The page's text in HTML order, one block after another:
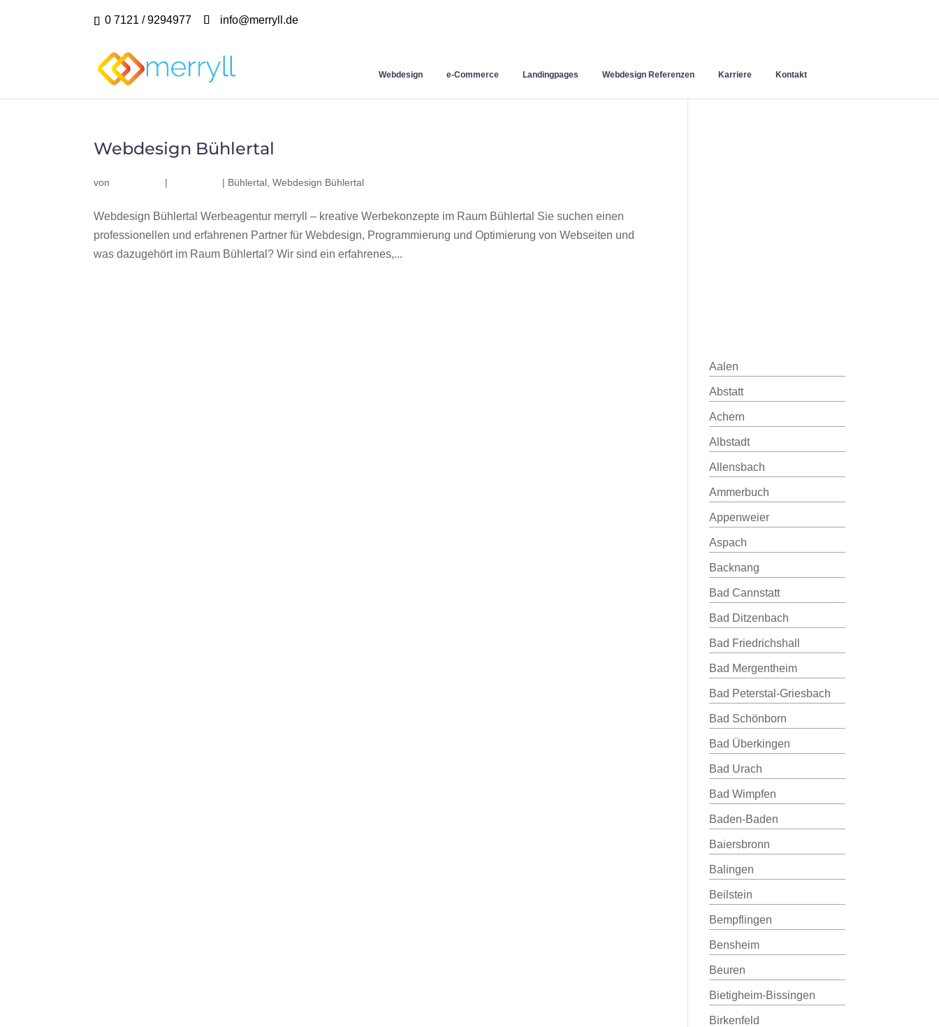
0 7121 / 9294977 info@merryll.de
Webdesign e-Commerce Landingpages Webdesign Referenzen Karriere Kontakt
Webdesign Bühlertal
von | | Bühlertal ,Webdesign Bühlertal
Webdesign Bühlertal Werbeagentur merryll – kreative Werbekonzepte im Raum Bühlertal Sie suchen einen
professionellen und erfahrenen Partner für Webdesign, Programmierung und Optimierung von Webseiten und
was dazugehört im Raum Bühlertal? Wir sind ein erfahrenes,...
Aalen
Abstatt
Achern
Albstadt
Allensbach
Ammerbuch
Appenweier
Aspach
Backnang
Bad Cannstatt
Bad Ditzenbach
Bad Friedrichshall
Bad Mergentheim
Bad Peterstal-Griesbach
Bad Schönborn
Bad Überkingen
Bad Urach
Bad Wimpfen
Baden-Baden
Baiersbronn
Balingen
Beilstein
Bempflingen
Bensheim
Beuren
Bietigheim-Bissingen
Birkenfeld